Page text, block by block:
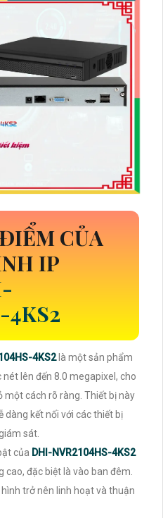
CỦA
IP
4KS2
4KS2 là một sản phẩm
lên đến 8.0 megapixel, cho
cách rõ ràng. Thiết bị này
dàng kết nối với các thiết bị
sát.
của DHI-NVR2104HS-4KS2
cao, đặc biệt là vào ban đêm.
hình trở nên linh hoạt và thuận